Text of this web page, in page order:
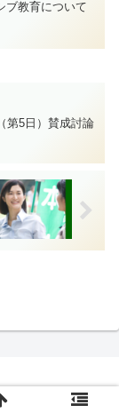
教育について
第5日）賛成討論